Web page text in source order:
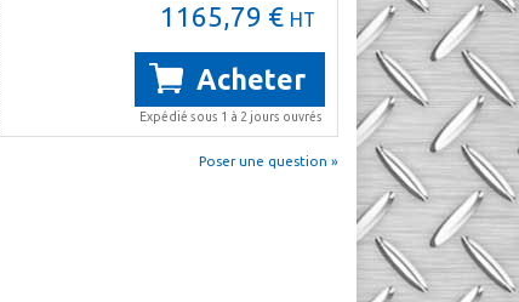
1165,79 € HT
Acheter
Expédié sous 1 à 2 jours ouvrés
Poser une question »